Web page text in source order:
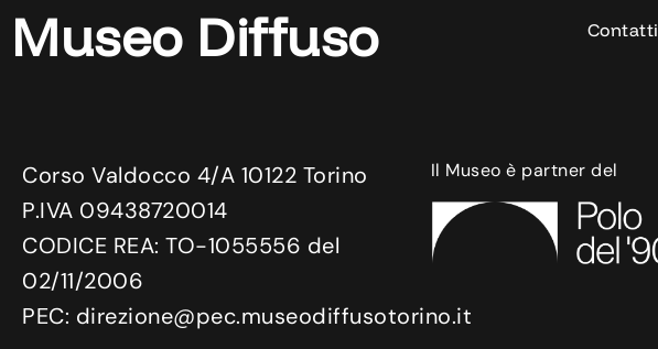
Museo Diffuso Contatti
Corso Valdocco 4/A 10122 Torino
P.IVA 09438720014
CODICE REA: TO-1055556 del
02/11/2006
PEC: direzione@pec.museodiffusotorino.it
Il Museo è partner del